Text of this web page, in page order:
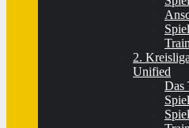
2.
Unified
Das